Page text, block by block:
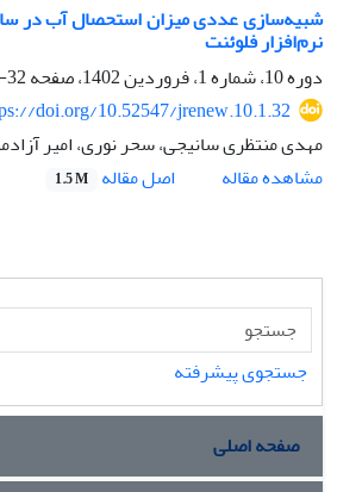
شبیه‌سازی عددی میزان استحصال آب در
نرم‌افزار فلوئنت
دوره 10، شماره 1، فروردین 1402، صفحه
32-45
doi.org/10.52547/jrenew.10.1.32
مهدی منتظری سانیجی، سحر نوری، امیر
مشاهده مقاله
اصل مقاله 1.5 M
جستجوی پیشرفته
صفحه اصلی